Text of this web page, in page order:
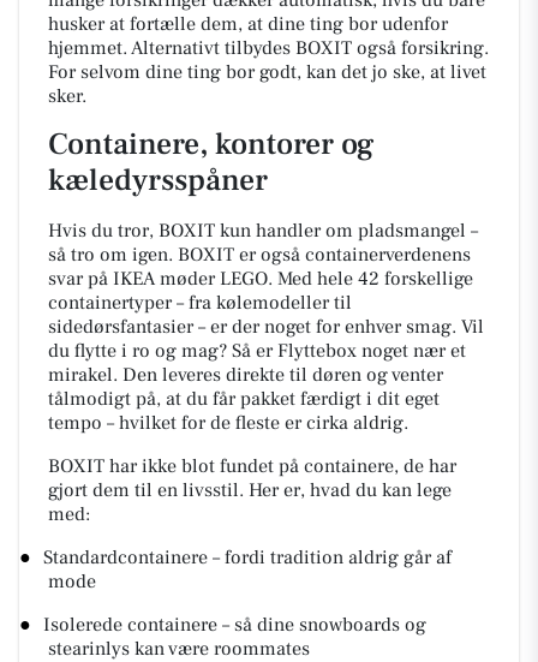
husker at fortælle dem, at dine ting bor udenfor
hjemmet. Alternativt tilbydes BOXIT også forsikring.
For selvom dine ting bor godt, kan det jo ske, at livet
sker.
Containere, kontorer og
kæledyrsspåner
Hvis du tror, BOXIT kun handler om pladsmangel –
så tro om igen. BOXIT er også containerverdenens
svar på IKEA møder LEGO. Med hele 42 forskellige
containertyper – fra kølemodeller til
sidedørsfantasier – er der noget for enhver smag. Vil
du flytte i ro og mag? Så er Flyttebox noget nær et
mirakel. Den leveres direkte til døren og venter
tålmodigt på, at du får pakket færdigt i dit eget
tempo – hvilket for de fleste er cirka aldrig.
BOXIT har ikke blot fundet på containere, de har
gjort dem til en livsstil. Her er, hvad du kan lege
med:
● Standardcontainere – fordi tradition aldrig går af
mode
● Isolerede containere – så dine snowboards og
stearinlys kan være roommates